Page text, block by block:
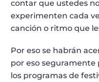
contar que ustedes
experimenten cada
canción o ritmo que
Por eso se habrán
por eso seguramente
los programas de